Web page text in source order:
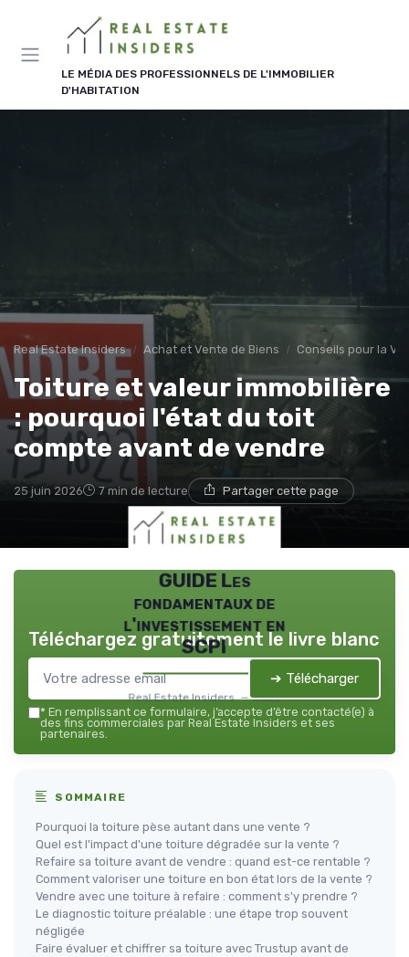
LE MÉDIA DES PROFESSIONNELS DE L'IMMOBILIER
D'HABITATION
Real Estate Insiders Achat et Vente de Biens Conseils pour la
Toiture et valeur immobilière
: pourquoi l'état du toit
compte avant de vendre
25 juin 2026 7 min de lecture Partager cette page
GUIDE Les
fondamentaux de
l'investissement en
SCPI
Real Estate Insiders — 2026
Téléchargez gratuitement le livre blanc
➔ Télécharger
* En remplissant ce formulaire, j’accepte d’être contacté(e) à
des fins commerciales par Real Estate Insiders et ses
partenaires.
SOMMAIRE
Pourquoi la toiture pèse autant dans une vente ?
Quel est l'impact d'une toiture dégradée sur la vente ?
Refaire sa toiture avant de vendre : quand est-ce rentable ?
Comment valoriser une toiture en bon état lors de la vente ?
Vendre avec une toiture à refaire : comment s'y prendre ?
Le diagnostic toiture préalable : une étape trop souvent
négligée
Faire évaluer et chiffrer sa toiture avec Trustup avant de